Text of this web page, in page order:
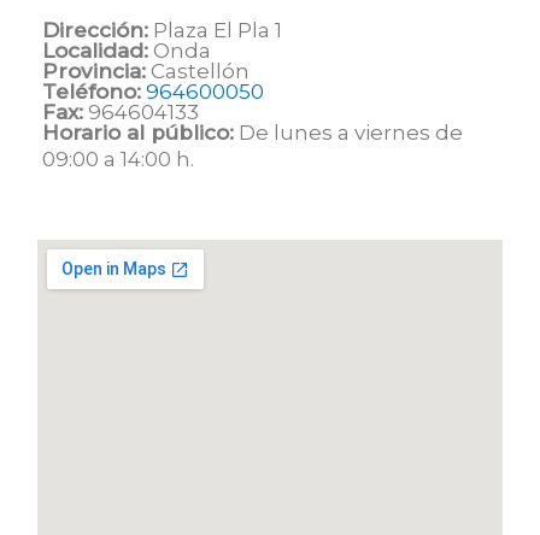
Dirección: Plaza El Pla 1
Localidad: Onda
Provincia: Castellón
Teléfono: 964600050
Fax: 964604133
Horario al público: De lunes a viernes de
09:00 a 14:00 h.